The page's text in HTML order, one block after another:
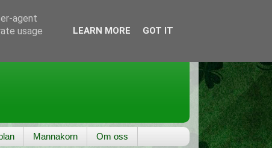
Mannakorn Om oss
agent
usage
LEARN MORE GOT IT